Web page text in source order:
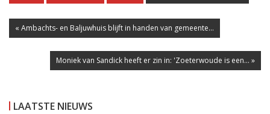
« Ambachts- en Baljuwhuis blijft in handen van gemeente...
Moniek van Sandick heeft er zin in: 'Zoeterwoude is een... »
LAATSTE NIEUWS